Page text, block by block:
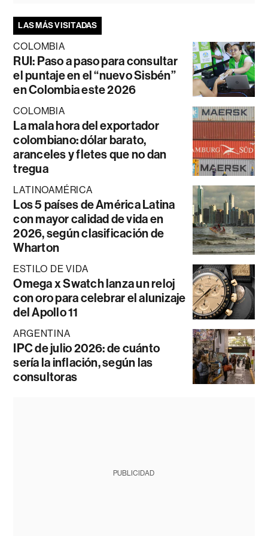
LAS MÁS VISITADAS
COLOMBIA
RUI: Paso a paso para consultar
el puntaje en el “nuevo Sisbén”
en Colombia este 2026
COLOMBIA
La mala hora del exportador
colombiano: dólar barato,
aranceles y fletes que no dan
tregua
LATINOAMÉRICA
Los 5 países de América Latina
con mayor calidad de vida en
2026, según clasificación de
Wharton
ESTILO DE VIDA
Omega x Swatch lanza un reloj
con oro para celebrar el alunizaje
del Apollo 11
ARGENTINA
IPC de julio 2026: de cuánto
sería la inflación, según las
consultoras
PUBLICIDAD